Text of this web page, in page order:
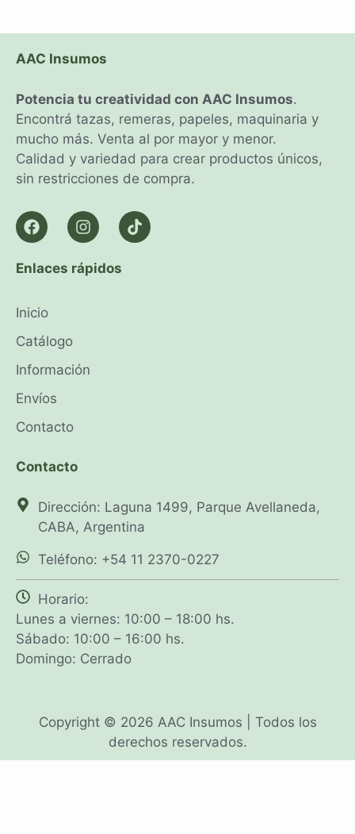
AAC Insumos
Potencia tu creatividad con AAC Insumos.
Encontrá tazas, remeras, papeles, maquinaria y
mucho más. Venta al por mayor y menor.
Calidad y variedad para crear productos únicos,
sin restricciones de compra.
Enlaces rápidos
Inicio
Catálogo
Información
Envíos
Contacto
Contacto
Dirección: Laguna 1499, Parque Avellaneda,
CABA, Argentina
Teléfono: +54 11 2370-0227
Horario:
Lunes a viernes: 10:00 – 18:00 hs.
Sábado: 10:00 – 16:00 hs.
Domingo: Cerrado
Copyright © 2026 AAC Insumos | Todos los
derechos reservados.